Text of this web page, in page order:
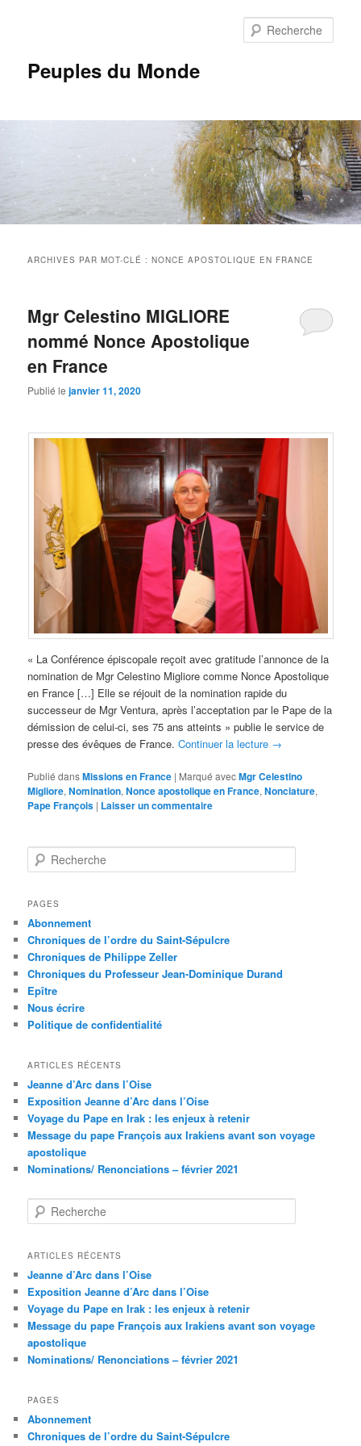
Peuples du Monde
ARCHIVES PAR MOT-CLÉ :NONCE APOSTOLIQUE EN FRANCE
Mgr Celestino MIGLIORE
nommé Nonce Apostolique
en France
Publié lejanvier 11, 2020
« La Conférence épiscopale reçoit avec gratitude l’annonce de la
nomination de Mgr Celestino Migliore comme Nonce Apostolique
en France […] Elle se réjouit de la nomination rapide du
successeur de Mgr Ventura, après l’acceptation par le Pape de la
démission de celui-ci, ses 75 ans atteints » publie le service de
presse des évêques de France.Continuer la lecture →
Publié dansMissions en France | Marqué avecMgr Celestino
Migliore,Nomination,Nonce apostolique en France,Nonciature,
Pape François | Laisser un commentaire
e
h
r
c
h
e
PAGES
Abonnement
Chroniques de l’ordre du Saint-Sépulcre
Chroniques de Philippe Zeller
Chroniques du Professeur Jean-Dominique Durand
Epître
Nous écrire
Politique de confidentialité
ARTICLES RÉCENTS
Jeanne d’Arc dans l’Oise
Exposition Jeanne d’Arc dans l’Oise
Voyage du Pape en Irak : les enjeux à retenir
Message du pape François aux Irakiens avant son voyage
apostolique
Nominations/ Renonciations – février 2021
e
h
r
c
h
e
ARTICLES RÉCENTS
Jeanne d’Arc dans l’Oise
Exposition Jeanne d’Arc dans l’Oise
Voyage du Pape en Irak : les enjeux à retenir
Message du pape François aux Irakiens avant son voyage
apostolique
Nominations/ Renonciations – février 2021
PAGES
Abonnement
Chroniques de l’ordre du Saint-Sépulcre